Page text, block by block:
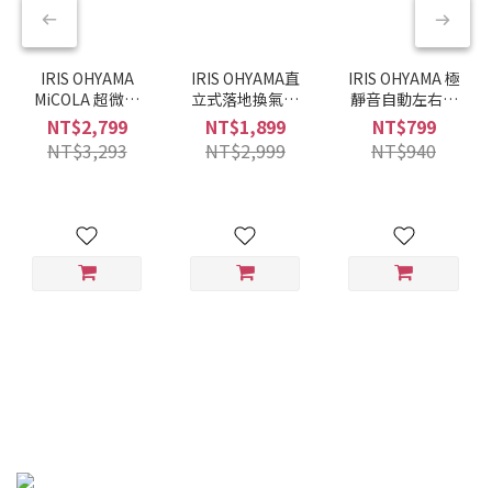
IRIS OHYAMA
MiCOLA 超微細
泡蓮蓬頭 SH-
M01-W
NT$2,799
NT$3,293
IRIS OHYAMA直
立式落地換氣風
扇 遙控款 STF-
AC15T
NT$1,899
NT$2,999
IRIS OHYAMA 極
靜音自動左右擺
動DC循環扇
TAF-MKM10
NT$799
NT$940